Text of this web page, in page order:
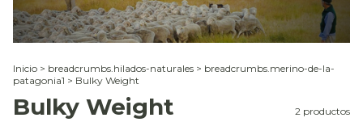
Inicio > breadcrumbs.hilados-naturales > breadcrumbs.merino-de-la-
patagonia1 > Bulky Weight
Bulky Weight
2 productos